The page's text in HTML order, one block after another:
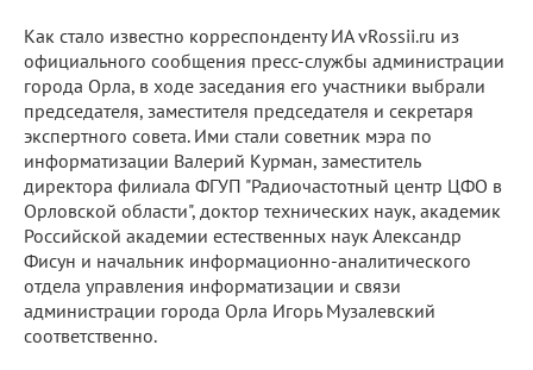
Как стало известно корреспонденту ИА vRossii.ru из
официального сообщения пресс-службы администрации
города Орла, в ходе заседания его участники выбрали
председателя, заместителя председателя и секретаря
экспертного совета. Ими стали советник мэра по
информатизации Валерий Курман, заместитель
директора филиала ФГУП "Радиочастотный центр ЦФО в
Орловской области", доктор технических наук, академик
Российской академии естественных наук Александр
Фисун и начальник информационно-аналитического
отдела управления информатизации и связи
администрации города Орла Игорь Музалевский
соответственно.